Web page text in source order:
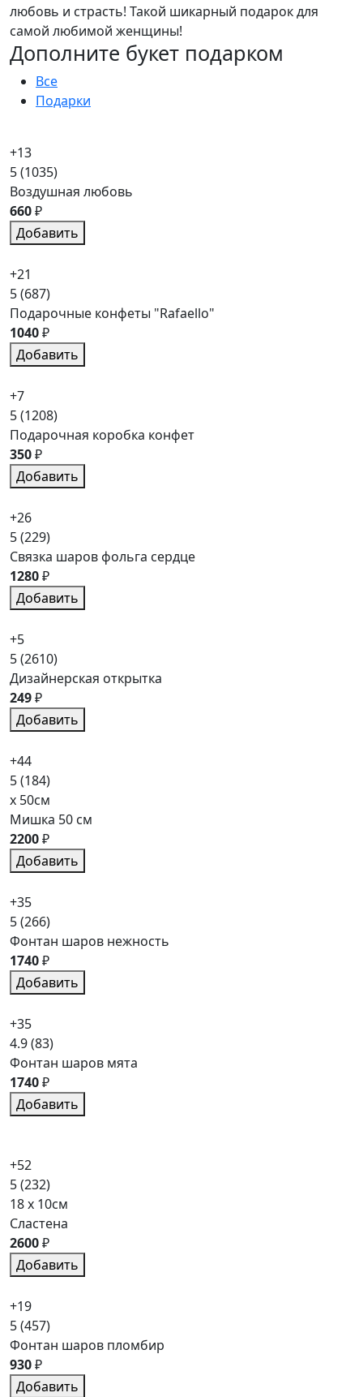
любовь и страсть! Такой шикарный подарок для
самой любимой женщины!
Дополните букет подарком
Все
Подарки
+13
5(1035)
Воздушная любовь
660₽
Добавить
+21
5(687)
Подарочные конфеты "Rafaello"
1040₽
Добавить
+7
5(1208)
Подарочная коробка конфет
350₽
Добавить
+26
5(229)
Связка шаров фольга сердце
1280₽
Добавить
+5
5(2610)
Дизайнерская открытка
249₽
Добавить
+44
5(184)
x 50см
Мишка 50 см
2200₽
Добавить
+35
5(266)
Фонтан шаров нежность
1740₽
Добавить
+35
4.9(83)
Фонтан шаров мята
1740₽
Добавить
+52
5(232)
18 x 10см
Сластена
2600₽
Добавить
+19
5(457)
Фонтан шаров пломбир
930₽
Добавить